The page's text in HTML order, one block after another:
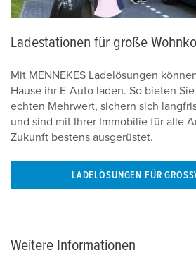
Ladestationen für große
Mit MENNEKES Ladelösungen
Hause ihr E-Auto laden. So bieten
echten Mehrwert, sichern sich
und sind mit Ihrer Immobilie für alle
Zukunft bestens ausgerüstet.
LADELÖSUNGEN FÜR
Weitere Informationen